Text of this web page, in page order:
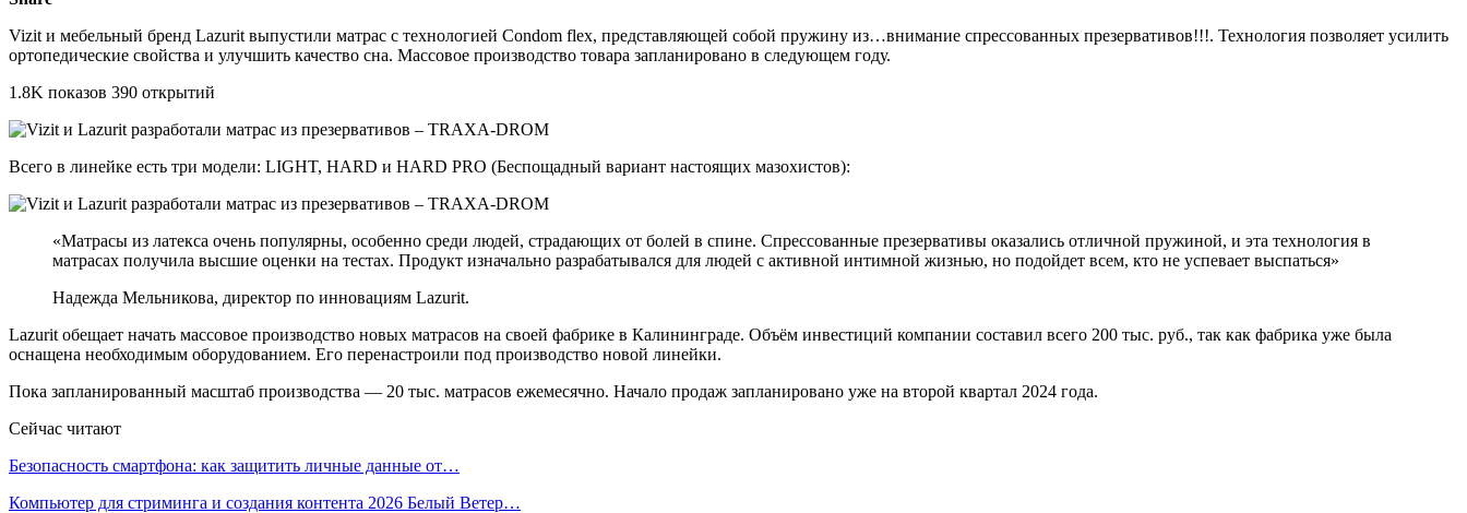
Vizit и мебельный бренд Lazurit выпустили матрас с технологией Condom flex, представляющей собой пружину из…внимание спрессованных презервативов!!!. Технология позволяет усилить
ортопедические свойства и улучшить качество сна. Массовое производство товара запланировано в следующем году.
1.8K показов 390 открытий
Всего в линейке есть три модели: LIGHT, HARD и HARD PRO (Беспощадный вариант настоящих мазохистов):
«Матрасы из латекса очень популярны, особенно среди людей, страдающих от болей в спине. Спрессованные презервативы оказались отличной пружиной, и эта технология в
матрасах получила высшие оценки на тестах. Продукт изначально разрабатывался для людей с активной интимной жизнью, но подойдет всем, кто не успевает выспаться»
Надежда Мельникова, директор по инновациям Lazurit.
Lazurit обещает начать массовое производство новых матрасов на своей фабрике в Калининграде. Объём инвестиций компании составил всего 200 тыс. руб., так как фабрика уже была
оснащена необходимым оборудованием. Его перенастроили под производство новой линейки.
Пока запланированный масштаб производства — 20 тыс. матрасов ежемесячно. Начало продаж запланировано уже на второй квартал 2024 года.
Сейчас читают
Безопасность смартфона: как защитить личные данные от…
Компьютер для стриминга и создания контента 2026 Белый Ветер…